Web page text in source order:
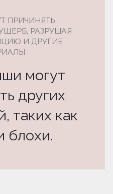
ПРИЧИНЯТЬ
РАЗРУШАЯ
И ДРУГИЕ
могут
других
таких как
блохи.